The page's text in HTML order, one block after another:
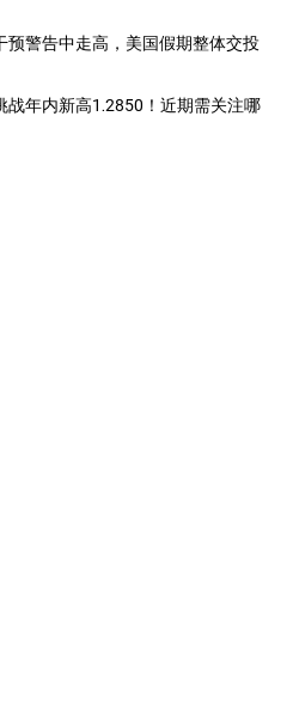
预警告中走高，美国假期整体交投
战年内新高1.2850！近期需关注哪